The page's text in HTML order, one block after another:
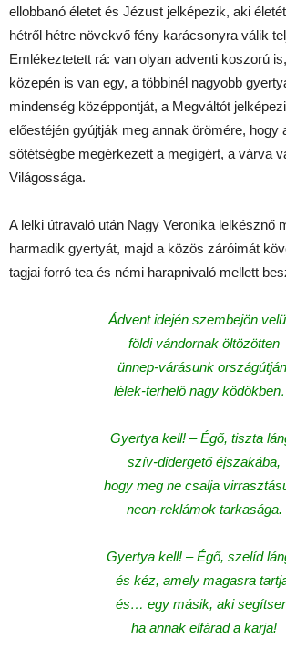
ellobbanó életet és Jézust jelképezik, aki
hétről hétre növekvő fény karácsonyra válik
Emlékeztetett rá: van olyan adventi koszorú
közepén is van egy, a többinél nagyobb
mindenség középpontját, a Megváltót
előestéjén gyújtják meg annak örömére, hogy
sötétségbe megérkezett a megígért, a várva
Világossága.
A lelki útravaló után Nagy Veronika lelkésznő
harmadik gyertyát, majd a közös záróimát
tagjai forró tea és némi harapnivaló mellett
Ádvent idején szembejön
földi vándornak öltözötten
ünnep-várásunk
lélek-terhelő nagy
Gyertya kell! – Égő, tiszta
szív-didergető éjszakába,
hogy meg ne csalja
neon-reklámok tarkasága.
Gyertya kell! – Égő, szelíd
és kéz, amely magasra
és… egy másik, aki
ha annak elfárad a karja!